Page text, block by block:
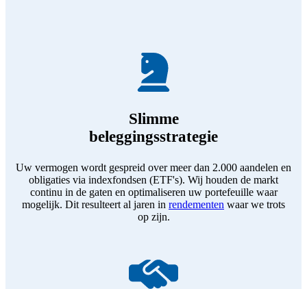
Slimme
beleggingsstrategie
Uw vermogen wordt gespreid over meer dan 2.000 aandelen en
obligaties via indexfondsen (ETF's). Wij houden de markt
continu in de gaten en optimaliseren uw portefeuille waar
mogelijk. Dit resulteert al jaren in rendementen waar we trots
op zijn.